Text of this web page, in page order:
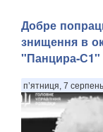
Добре
знищення в
"Панцира-С1"
п’ятниця, 7